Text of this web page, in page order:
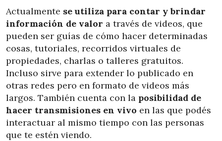
Actualmente se utiliza para contar y brindar
información de valor a través de videos, que
pueden ser guías de cómo hacer determinadas
cosas, tutoriales, recorridos virtuales de
propiedades, charlas o talleres gratuitos.
Incluso sirve para extender lo publicado en
otras redes pero en formato de videos más
largos. También cuenta con la posibilidad de
hacer transmisiones en vivo en las que podés
interactuar al mismo tiempo con las personas
que te estén viendo.